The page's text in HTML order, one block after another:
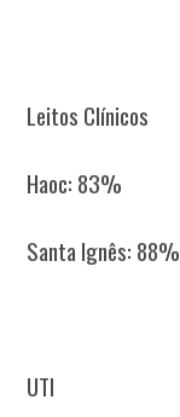
Leitos Clínicos
Haoc: 83%
Santa Ignês: 88%
UTI